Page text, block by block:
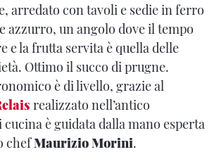
arredato con tavoli e sedie in ferro
azzurro, un angolo dove il tempo
e la frutta servita è quella delle
Ottimo il succo di prugne.
è di livello, grazie al
realizzato nell’antico
è guidata dalla mano esperta
chefMaurizio Morini.